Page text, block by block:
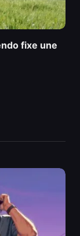
fixe une